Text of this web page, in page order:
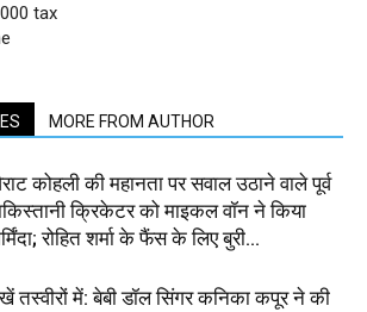
tax
MORE FROM AUTHOR
कोहली की महानता पर सवाल उठाने वाले पूर्व
क्रिकेटर को माइकल वॉन ने किया
रोहित शर्मा के फैंस के लिए बुरी...
तस्वीरों में: बेबी डॉल सिंगर कनिका कपूर ने की